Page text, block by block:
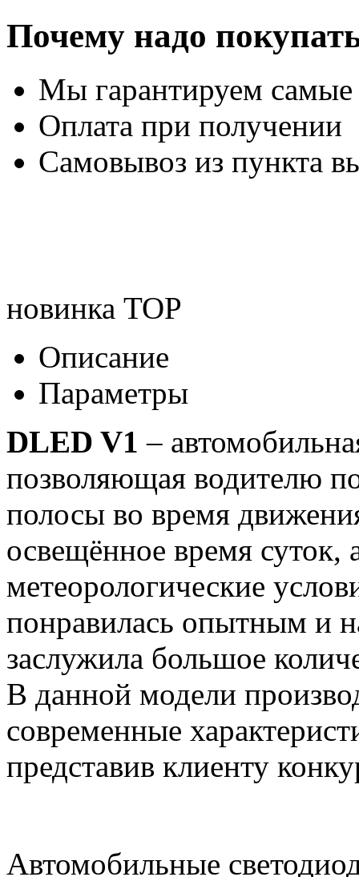
Почему надо
Мы гарантируем
Оплата при получении
Самовывоз из пункта
новинка TOP
Описание
Параметры
DLED V1 –
позволяющая водителю
полосы во время
освещённое время суток,
метеорологические
понравилась опытным и
заслужила большое
В данной модели
современные
представив клиенту
Автомобильные